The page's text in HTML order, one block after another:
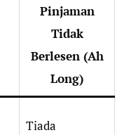
Pinjaman
Tidak
Berlesen (Ah
Long)
Tiada